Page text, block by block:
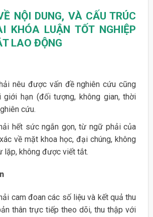
NỘI DUNG, VÀ CẤU TRÚC
KHÓA LUẬN TỐT NGHIỆP
LAO ĐỘNG
nêu được vấn đề nghiên cứu cũng
giới hạn (đối tượng, không gian, thời
cứu.
hết sức ngắn gọn, từ ngữ phải của
về mặt khoa học, đại chúng, không
lặp, không được viết tắt.
cam đoan các số liệu và kết quả thu
thân trực tiếp theo dõi, thu thập với